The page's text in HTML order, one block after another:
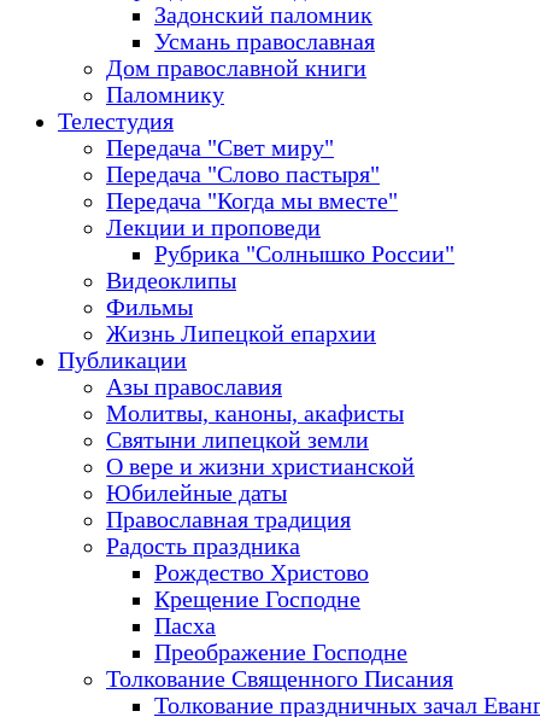
Задонский паломник
Усмань православная
Дом православной книги
Паломнику
Телестудия
Передача "Свет миру"
Передача "Слово пастыря"
Передача "Когда мы вместе"
Лекции и проповеди
Рубрика "Солнышко России"
Видеоклипы
Фильмы
Жизнь Липецкой епархии
Публикации
Азы православия
Молитвы, каноны, акафисты
Святыни липецкой земли
О вере и жизни христианской
Юбилейные даты
Православная традиция
Радость праздника
Рождество Христово
Крещение Господне
Пасха
Преображение Господне
Толкование Священного Писания
Толкование праздничных зачал